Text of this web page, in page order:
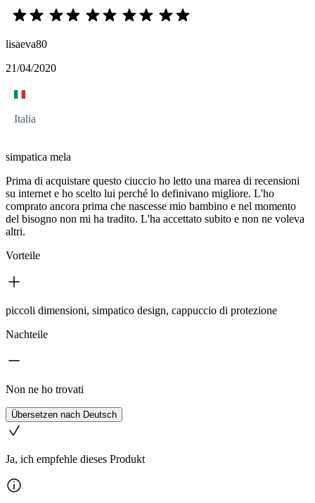
lisaeva80
21/04/2020
Italia
simpatica mela
Prima di acquistare questo ciuccio ho letto una marea di recensioni
su internet e ho scelto lui perché lo definivano migliore. L'ho
comprato ancora prima che nascesse mio bambino e nel momento
del bisogno non mi ha tradito. L'ha accettato subito e non ne voleva
altri.
Vorteile
piccoli dimensioni, simpatico design, cappuccio di protezione
Nachteile
Non ne ho trovati
Übersetzen nach Deutsch
Ja, ich empfehle dieses Produkt